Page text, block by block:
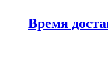
Время